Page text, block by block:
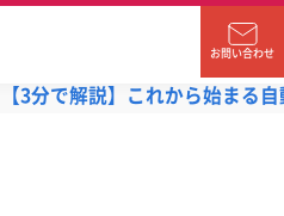
お問い合わせ
【3分で解説】これから始まる